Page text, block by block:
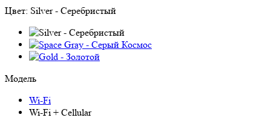
Цвет: Silver - Серебристый
Модель
Wi-Fi
Wi-Fi + Cellular